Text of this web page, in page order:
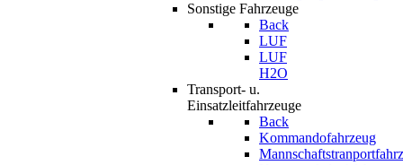
Sonstige Fahrzeuge
Back
LUF
LUF
H2O
Transport- u.
Einsatzleitfahrzeuge
Back
Kommandofahrzeug